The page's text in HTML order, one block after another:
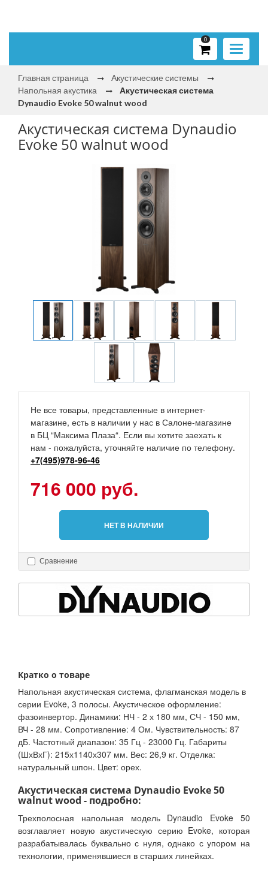
Toggle
0
Главная страница
Акустические системы
Напольная акустика
Акустическая система
Dynaudio Evoke 50 walnut wood
Акустическая система Dynaudio
Evoke 50 walnut wood
Не все товары, представленные в интернет-
магазине, есть в наличии у нас в Салоне-магазине
в БЦ “Максима Плаза“. Если вы хотите заехать к
нам - пожалуйста, уточняйте наличие по телефону.
+7(495)978-96-46
716 000 руб.
НЕТ В НАЛИЧИИ
Сравнение
Кратко о товаре
Напольная акустическая система, флагманская модель в
серии Evoke, 3 полосы. Акустическое оформление:
фазоинвертор. Динамики: НЧ - 2 х 180 мм, СЧ - 150 мм,
ВЧ - 28 мм. Сопротивление: 4 Ом. Чувствительность: 87
дБ. Частотный диапазон: 35 Гц - 23000 Гц. Габариты
(ШхВхГ): 215х1140х307 мм. Вес: 26,9 кг. Отделка:
натуральный шпон. Цвет: орех.
Акустическая система Dynaudio Evoke 50
walnut wood - подробно:
Трехполосная напольная модель Dynaudio Evoke 50
возглавляет новую акустическую серию Evoke, которая
разрабатывалась буквально с нуля, однако с упором на
технологии, применявшиеся в старших линейках.